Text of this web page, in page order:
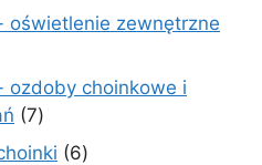
produktów
oświetlenie zewnętrzne
ozdoby choinkowe i
77
produktów
66